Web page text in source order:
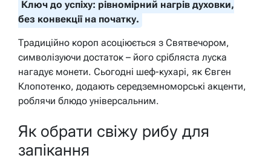
Ключ до успіху: рівномірний нагрів духовки,
без конвекції на початку.
Традиційно короп асоціюється з Святвечором,
символізуючи достаток – його срібляста луска
нагадує монети. Сьогодні шеф-кухарі, як Євген
Клопотенко, додають середземноморські акценти,
роблячи блюдо універсальним.
Як обрати свіжу рибу для
запікання